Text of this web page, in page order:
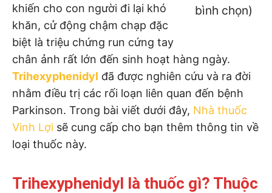
bình chọn)
khiến cho con người đi lại khó
khăn, cử động chậm chạp đặc
biệt là triệu chứng run cứng tay
chân ảnh rất lớn đến sinh hoạt hàng ngày.
Trihexyphenidyl đã được nghiên cứu và ra đời
nhằm điều trị các rối loạn liên quan đến bệnh
Parkinson. Trong bài viết dưới đây, Nhà thuốc
Vinh Lợi sẽ cung cấp cho bạn thêm thông tin về
loại thuốc này.
Trihexyphenidyl là thuốc gì? Thuộc